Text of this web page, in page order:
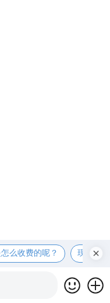
么收费的呢？ 现在有